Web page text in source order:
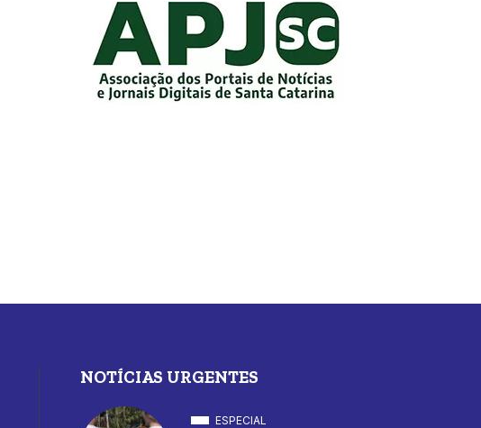
NOTÍCIAS URGENTES
ESPECIAL